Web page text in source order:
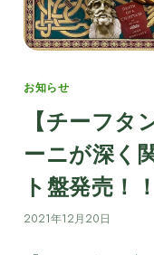
Categories
お知らせ
【チーフタ
ーニが深く
ト盤発売！！
2021年12月20日